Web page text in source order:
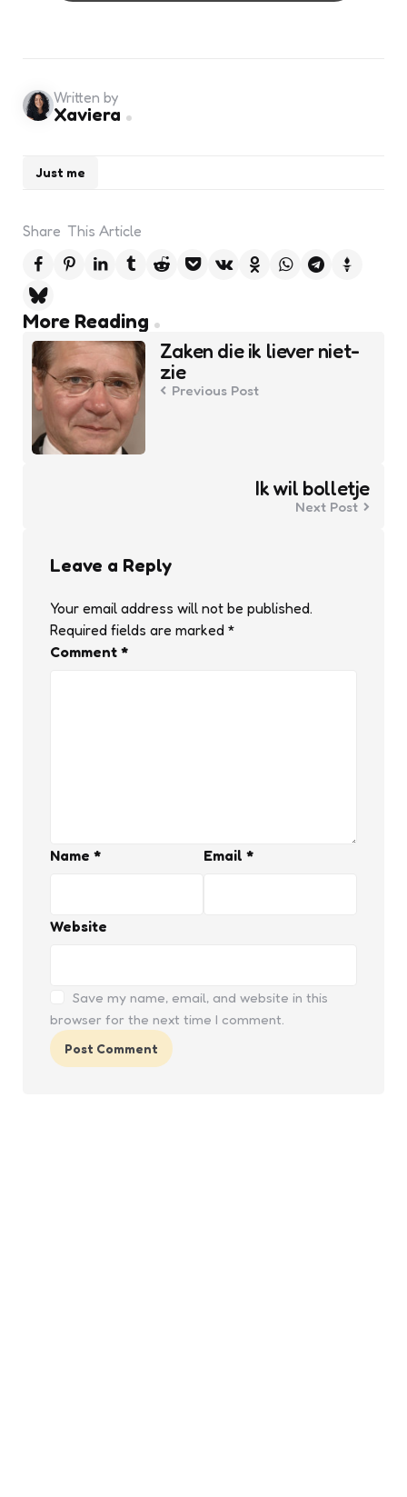
Just me
Written by
Xaviera
Share This Article
More Reading
Post
navigation
Zaken die ik liever niet-
zie
Previous Post
Ik wil bolletje
Next Post
Leave a Reply
Your email address will not be published.
Required fields are marked *
Comment *
Name * Email *
Website
Save my name, email, and website in this
browser for the next time I comment.